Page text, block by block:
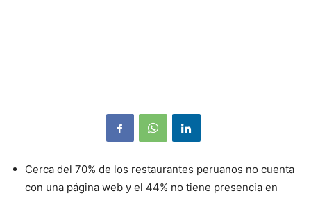
Cerca del 70% de los restaurantes peruanos no cuenta
con una página web y el 44% no tiene presencia en